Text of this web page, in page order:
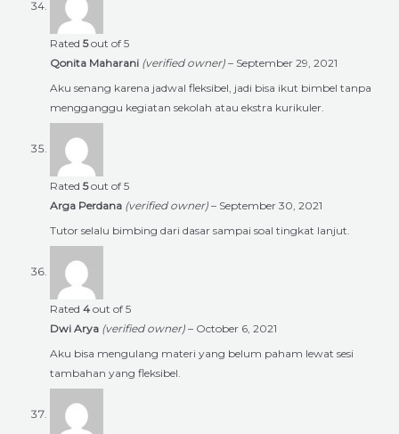
Rated 5out of 5
Qonita Maharani (verified owner) – September 29, 2021
Aku senang karena jadwal fleksibel, jadi bisa ikut bimbel tanpa
mengganggu kegiatan sekolah atau ekstra kurikuler.
Rated 5out of 5
Arga Perdana (verified owner) – September 30, 2021
Tutor selalu bimbing dari dasar sampai soal tingkat lanjut.
Rated 4 out of 5
Dwi Arya (verified owner) – October 6, 2021
Aku bisa mengulang materi yang belum paham lewat sesi
tambahan yang fleksibel.